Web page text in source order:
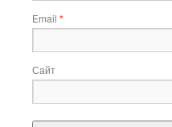
Email *
Сайт